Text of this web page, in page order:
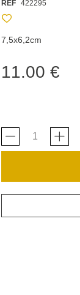
REF 422295
7,5x6,2cm
11.00 €